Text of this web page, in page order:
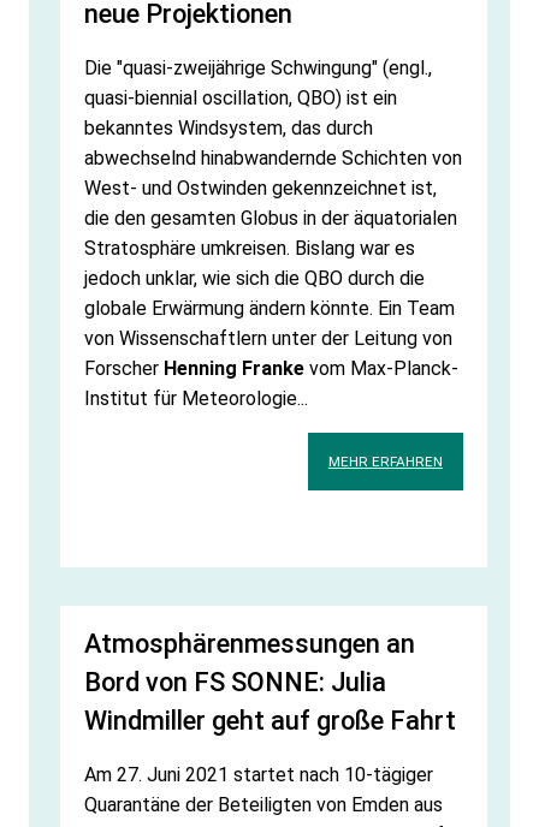
neue Projektionen
Die "quasi-zweijährige Schwingung" (engl.,
quasi-biennial oscillation, QBO) ist ein
bekanntes Windsystem, das durch
abwechselnd hinabwandernde Schichten von
West- und Ostwinden gekennzeichnet ist,
die den gesamten Globus in der äquatorialen
Stratosphäre umkreisen. Bislang war es
jedoch unklar, wie sich die QBO durch die
globale Erwärmung ändern könnte. Ein Team
von Wissenschaftlern unter der Leitung von
Forscher Henning Frankevom Max-Planck-
Institut für Meteorologie...
MEHR ERFAHREN
Atmosphärenmessungen an
Bord von FS SONNE: Julia
Windmiller geht auf große Fahrt
Am 27. Juni 2021 startet nach 10-tägiger
Quarantäne der Beteiligten von Emden aus